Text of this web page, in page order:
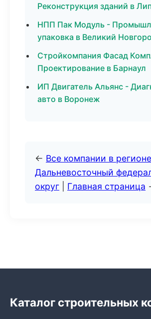
Реконструкция зданий в
НПП Пак Модуль -
упаковка в Великий
Стройкомпания Фасад
Проектирование в Барнаул
ИП Двигатель Альянс -
авто в Воронеж
← Все компании в регионе
Дальневосточный
округ
Главная страница
Каталог строительных